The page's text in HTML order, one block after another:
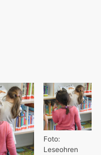
Foto:
Leseohren